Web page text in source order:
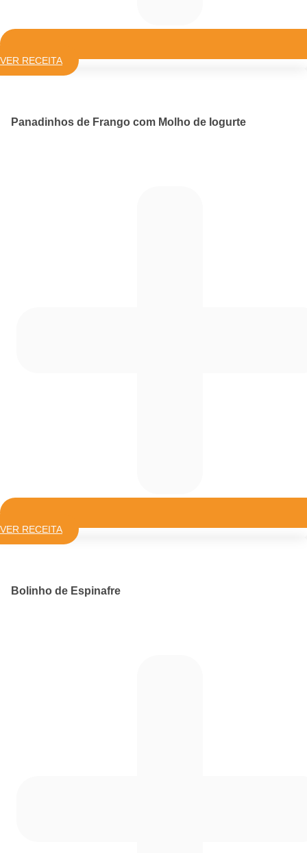
VER RECEITA
Panadinhos de Frango com Molho de Iogurte
VER RECEITA
Bolinho de Espinafre